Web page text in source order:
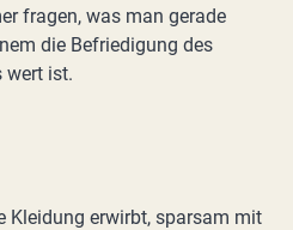
fragen, was man gerade
die Befriedigung des
wert ist.
Kleidung erwirbt, sparsam mit